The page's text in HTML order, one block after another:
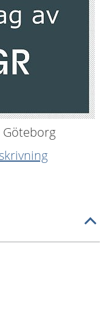
Göteborg